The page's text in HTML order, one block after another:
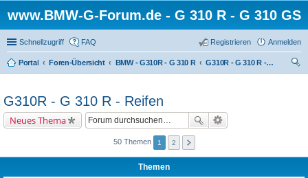
www.BMW-G-Forum.de - G 310 R - G 310 GS
Schnellzugriff FAQ Anmelden
Registrieren
Portal Foren-Übersicht BMW - G310R - G 310 R
G310R - G 310 R - Reifen
G310R - G 310 R - Reifen
Neues Thema
50 Themen 1 2
Themen